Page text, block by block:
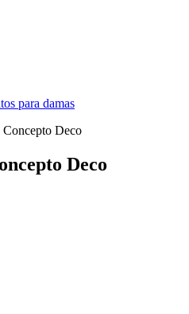
para damas
Concepto Deco
Deco